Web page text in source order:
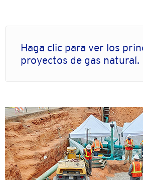
Haga clic para ver los
proyectos de gas natural.